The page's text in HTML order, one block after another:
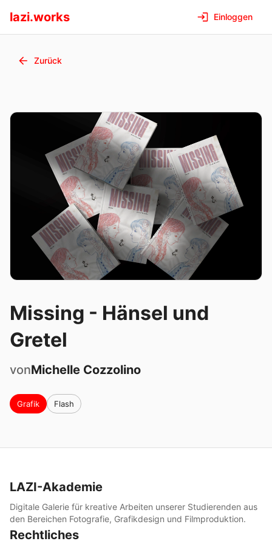
lazi.works Einloggen
Zurück
Missing - Hänsel und
Gretel
vonMichelle Cozzolino
Grafik Flash
LAZI-Akademie
Digitale Galerie für kreative Arbeiten unserer Studierenden aus
den Bereichen Fotografie, Grafikdesign und Filmproduktion.
Rechtliches